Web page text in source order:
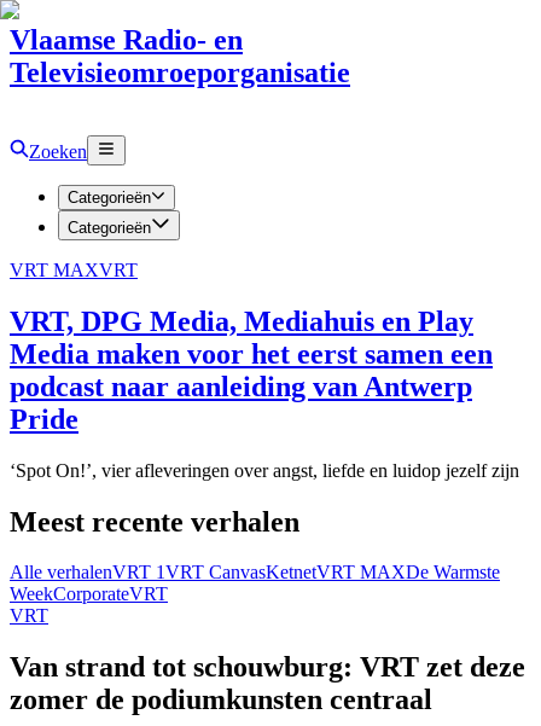
Vlaamse Radio- en
Televisieomroeporganisatie
Zoeken
Categorieën
Categorieën
VRT MAXVRT
VRT, DPG Media, Mediahuis en Play
Media maken voor het eerst samen een
podcast naar aanleiding van Antwerp
Pride
‘Spot On!’, vier afleveringen over angst, liefde en luidop jezelf zijn
Meest recente verhalen
Alle verhalenVRT 1VRT CanvasKetnetVRT MAXDe Warmste
WeekCorporateVRT
VRT
Van strand tot schouwburg: VRT zet deze
zomer de podiumkunsten centraal